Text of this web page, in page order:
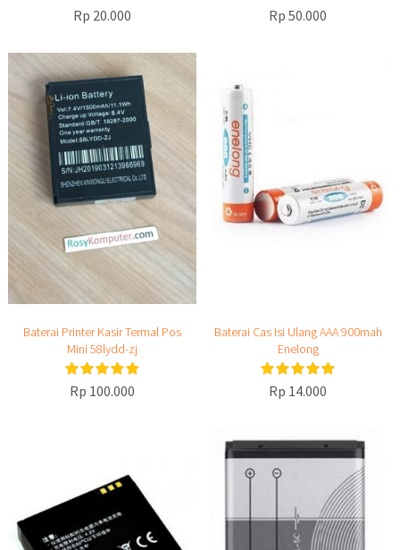
Rp 20.000 Rp 50.000
Baterai Printer Kasir Termal Pos
Mini 58lydd-zj
Rp 100.000
Baterai Cas Isi Ulang AAA 900mah
Enelong
Rp 14.000